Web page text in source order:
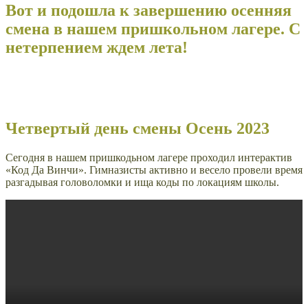
Вот и подошла к завершению осенняя
смена в нашем пришкольном лагере. С
нетерпением ждем лета!
Четвертый день смены Осень 2023
Сегодня в нашем пришкодьном лагере проходил интерактив
«Код Да Винчи». Гимназисты активно и весело провели время
разгадывая головоломки и ища коды по локациям школы.